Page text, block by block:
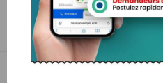
pulvinar eget.